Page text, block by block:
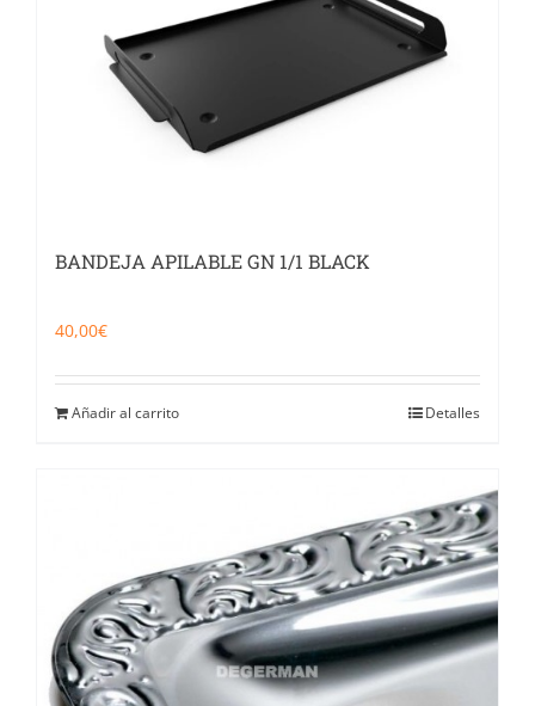
BANDEJA APILABLE GN 1/1 BLACK
40,00€
Añadir al carrito Detalles